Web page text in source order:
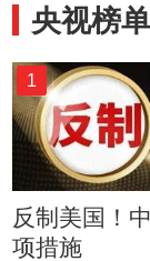
央视榜单
1
反制美国！
项措施